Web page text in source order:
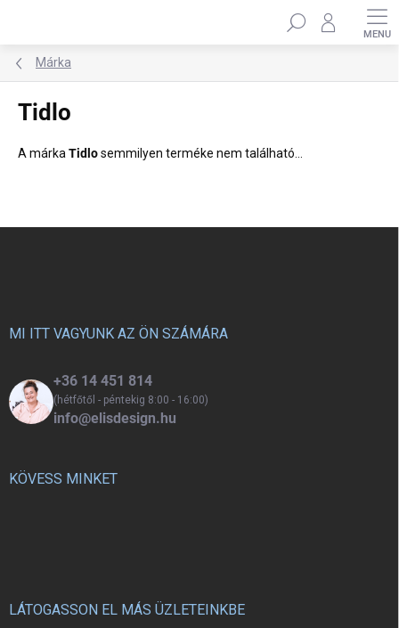
tartalomhoz
Keresés
Márka
Tidlo
A márka Tidlosemmilyen terméke nem található...
MI ITT VAGYUNK AZ ÖN SZÁMÁRA
+36 14 451 814
(hétfőtől - péntekig 8:00 - 16:00)
info@elisdesign.hu
KÖVESS MINKET
LÁTOGASSON EL MÁS ÜZLETEINKBE